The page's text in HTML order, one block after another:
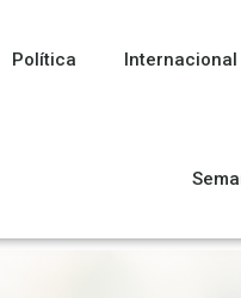
Política Internacional